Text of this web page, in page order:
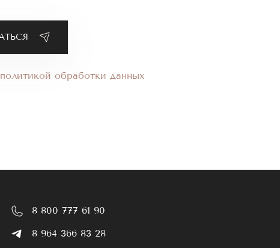
политикой обработки данных
8 800 777 61 90
8 964 366 83 28